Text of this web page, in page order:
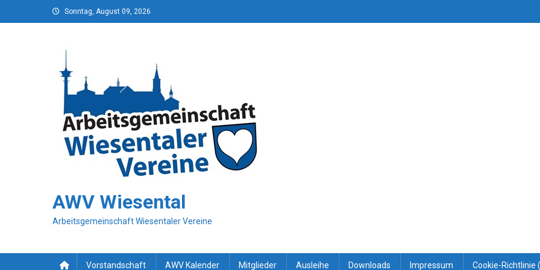
to
Sonntag, August 09, 2026
AWV Wiesental
Arbeitsgemeinschaft Wiesentaler Vereine
Vorstandschaft AWV Kalender Mitglieder Ausleihe Downloads Impressum Cookie-Richtlinie